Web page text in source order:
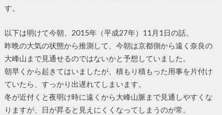
す。
以下は明けて今朝、2015年（平成27年）11月1日の話。
昨晩の大気の状態から推測して、今朝は京都側から遠く奈良の
大峰山まで見通せるのではないかと予想していました。
朝早くから起きてはいましたが、積もり積もった用事を片付け
ていたら、すっかり出遅れてしまいます。
冬が近付くと夜明け時に遠くから大峰山脈まで見通しやすくな
りますが、日が昇ると見えにくくなってしまうのが常。